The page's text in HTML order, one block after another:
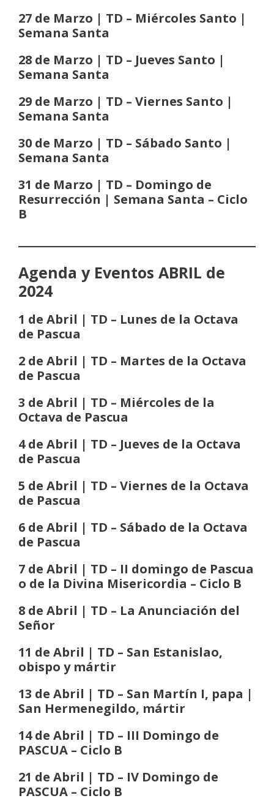
27 de Marzo | TD – Miércoles Santo |
Semana Santa
28 de Marzo | TD – Jueves Santo |
Semana Santa
29 de Marzo | TD – Viernes Santo |
Semana Santa
30 de Marzo | TD – Sábado Santo |
Semana Santa
31 de Marzo | TD – Domingo de
Resurrección | Semana Santa – Ciclo
B
Agenda y Eventos ABRIL de
2024
1 de Abril | TD – Lunes de la Octava
de Pascua
2 de Abril | TD – Martes de la Octava
de Pascua
3 de Abril | TD – Miércoles de la
Octava de Pascua
4 de Abril | TD – Jueves de la Octava
de Pascua
5 de Abril | TD – Viernes de la Octava
de Pascua
6 de Abril | TD – Sábado de la Octava
de Pascua
7 de Abril | TD – II domingo de Pascua
o de la Divina Misericordia – Ciclo B
8 de Abril | TD – La Anunciación del
Señor
11 de Abril | TD – San Estanislao,
obispo y mártir
13 de Abril | TD – San Martín I, papa |
San Hermenegildo, mártir
14 de Abril | TD – III Domingo de
PASCUA – Ciclo B
21 de Abril | TD – IV Domingo de
PASCUA – Ciclo B